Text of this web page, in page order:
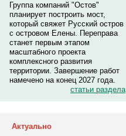
Группа компаний "Остов"
планирует построить мост,
который свяжет Русский остров
с островом Елены. Переправа
станет первым этапом
масштабного проекта
комплексного развития
территории. Завершение работ
намечено на конец 2027 года.
статьи раздела
Актуально